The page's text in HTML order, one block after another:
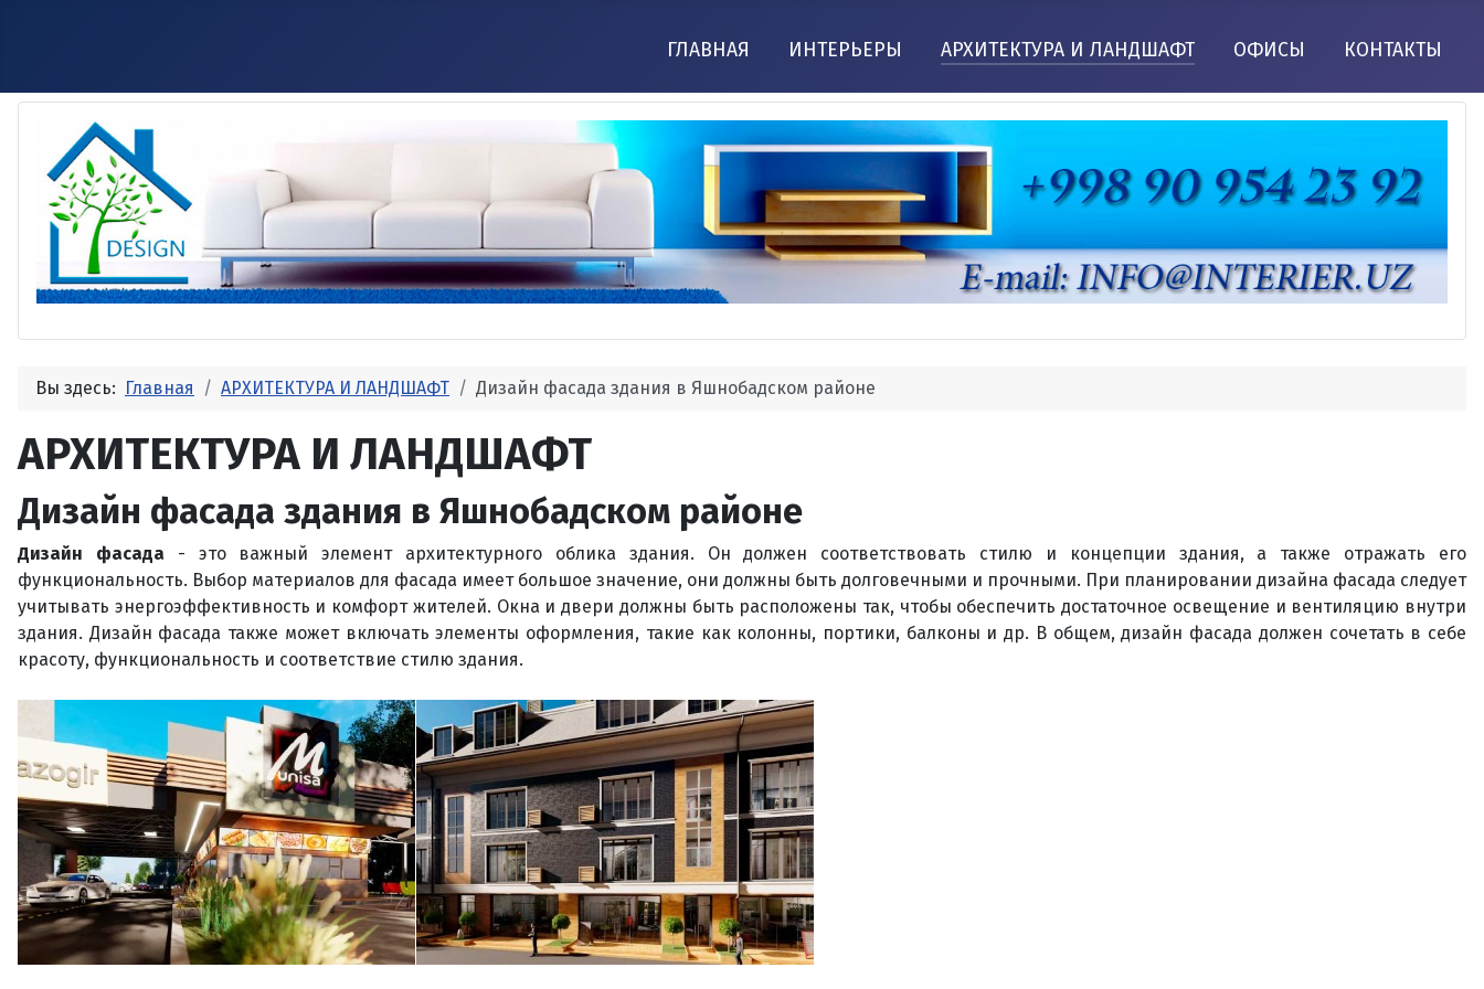
ГЛАВНАЯ ИНТЕРЬЕРЫ АРХИТЕКТУРА И ЛАНДШАФТ ОФИСЫ КОНТАКТЫ
Вы здесь: Главная АРХИТЕКТУРА И ЛАНДШАФТ Дизайн фасада здания в Яшнобадском районе
АРХИТЕКТУРА И ЛАНДШАФТ
Дизайн фасада здания в Яшнобадском районе
Дизайн фасада - это важный элемент архитектурного облика здания. Он должен соответствовать стилю и концепции здания, а также отражать его
функциональность. Выбор материалов для фасада имеет большое значение, они должны быть долговечными и прочными. При планировании дизайна фасада следует
учитывать энергоэффективность и комфорт жителей. Окна и двери должны быть расположены так, чтобы обеспечить достаточное освещение и вентиляцию внутри
здания. Дизайн фасада также может включать элементы оформления, такие как колонны, портики, балконы и др. В общем, дизайн фасада должен сочетать в себе
красоту, функциональность и соответствие стилю здания.